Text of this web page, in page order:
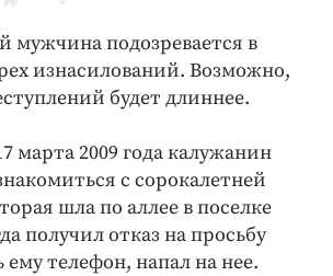
и бизнес
мужчина подозревается в
изнасилований. Возможно,
будет длиннее.
марта 2009 года калужанин
с сорокалетней
шла по аллее в поселке
получил отказ на просьбу
телефон, напал на нее.